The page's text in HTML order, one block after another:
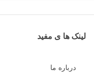
لینک ها ی مفید
درباره ما